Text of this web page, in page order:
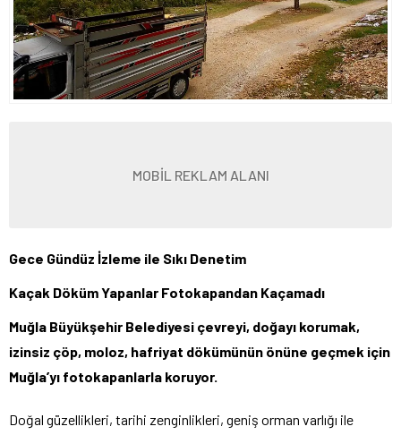
MOBİL REKLAM ALANI
Gece Gündüz İzleme ile Sıkı Denetim
Kaçak Döküm Yapanlar Fotokapandan Kaçamadı
Muğla Büyükşehir Belediyesi çevreyi, doğayı korumak,
izinsiz çöp, moloz, hafriyat dökümünün önüne geçmek için
Muğla’yı fotokapanlarla koruyor.
Doğal güzellikleri, tarihi zenginlikleri, geniş orman varlığı ile